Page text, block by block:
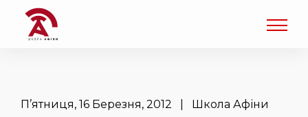
П’ятниця, 16 Березня, 2012 | Школа Афіни